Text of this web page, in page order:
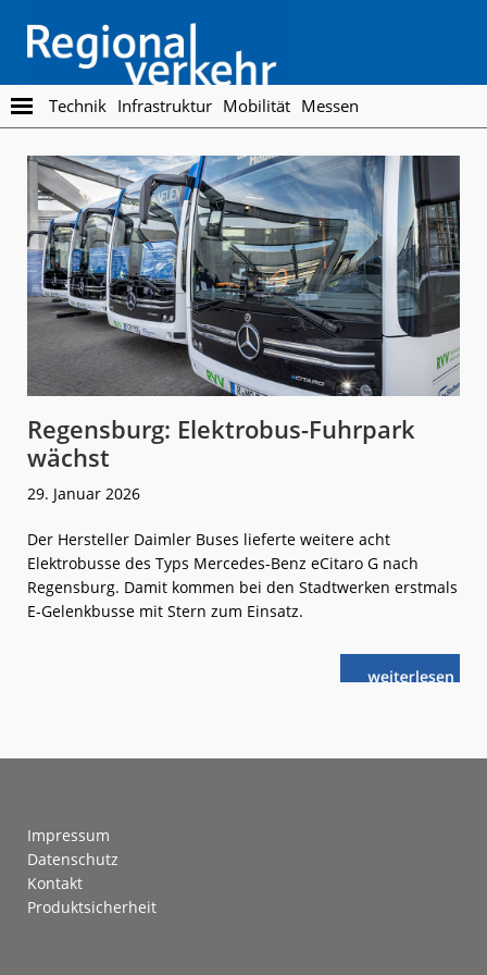
main
content
footer
Regionalverkehr
Die
Fachzeitschrift
den
Öffentlichen
Personennahverkehr
Technik Infrastruktur Mobilität Messen
Regensburg: Elektrobus-Fuhrpark
wächst
29. Januar 2026
Der Hersteller Daimler Buses lieferte weitere acht
Elektrobusse des Typs Mercedes-Benz eCitaro G nach
Regensburg. Damit kommen bei den Stadtwerken erstmals
E-Gelenkbusse mit Stern zum Einsatz.
weiterlese
nRegensburg:
Impressum
Datenschutz
Kontakt
Produktsicherheit